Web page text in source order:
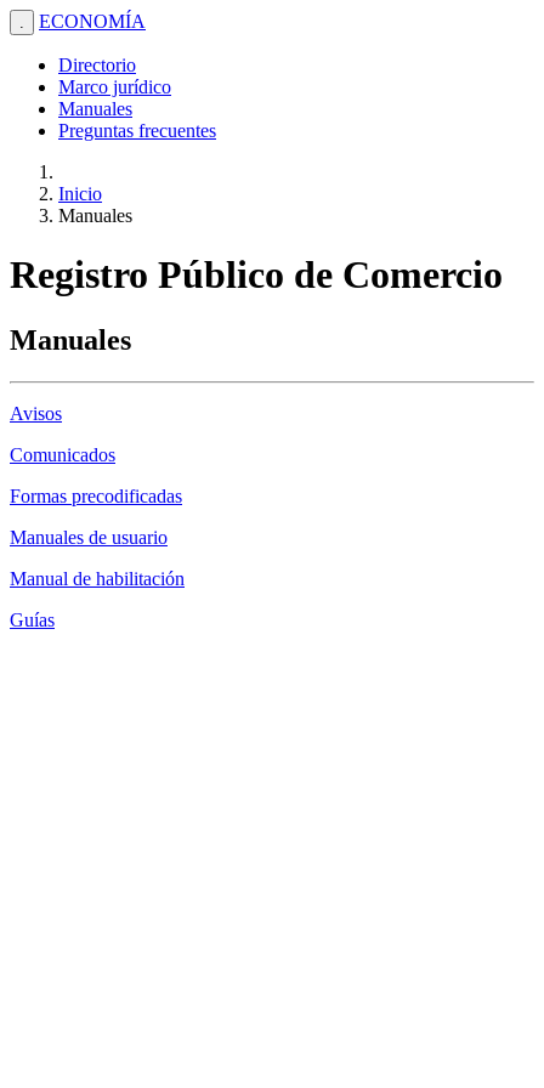
. ECONOMÍA
Directorio
Marco jurídico
Manuales
Preguntas frecuentes
Inicio
Manuales
Registro Público de Comercio
Manuales
Avisos
Comunicados
Formas precodificadas
Manuales de usuario
Manual de habilitación
Guías